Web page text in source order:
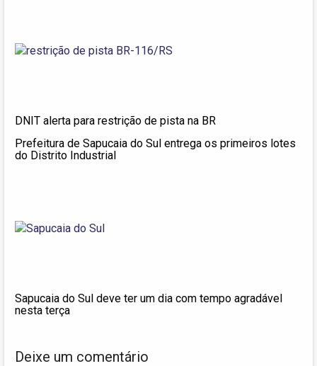
DNIT alerta para restrição de pista na BR
Prefeitura de Sapucaia do Sul entrega os primeiros lotes
do Distrito Industrial
Sapucaia do Sul deve ter um dia com tempo agradável
nesta terça
Deixe um comentário